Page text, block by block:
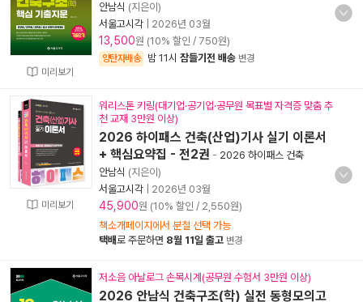
미리보기
안남식 (지은이)
서울고시각
2026년 03월
13,500원 (10% 할인 / 750원)
양탄자배송 밤 11시 잠들기전 배송 변경
미리보기
워리스톤 키링(대기업·공기업·공무원 목표별 자격증 맞춤 추
천 교재 3만원 이상)
2026 하이패스 건축(산업)기사 실기 이론서
+ 핵심요약집 - 전2권 - 2026 하이패스 건축
안남식 (지은이)
서울고시각
2026년 03월
45,900원 (10% 할인 / 2,550원)
책소개페이지에서 분철 선택 가능
택배로 주문하면 8월 11일 출고 변경
저소음 아날로그 손목시계(공무원 수험서 3만원 이상)
2026 안남식 건축구조(학) 실전 동형모의고